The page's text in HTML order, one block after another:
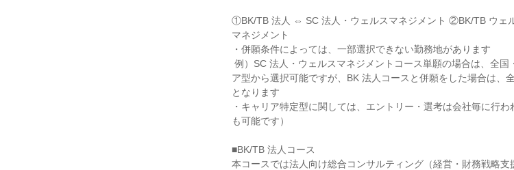
①BK/TB 法人 ⇔ SC 法人・ウェルスマネジメント ②BK/TB ウェ
マネジメント
・併願条件によっては、一部選択できない勤務地があります
ア型から選択可能ですが、BK 法人コースと併願をした場合は、
となります
・キャリア特定型に関しては、エントリー・選考は会社毎に行
も可能です）
■BK/TB 法人コース
本コースでは法人向け総合コンサルティング（経営・財務戦略